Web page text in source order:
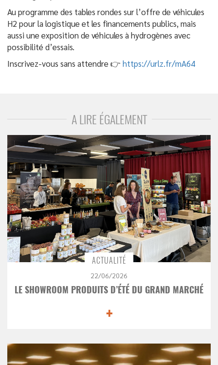
Au programme des tables rondes sur l’offre de véhicules
H2 pour la logistique et les financements publics, mais
aussi une exposition de véhicules à hydrogènes avec
possibilité d’essais.
Inscrivez-vous sans attendre 👉 https://urlz.fr/mA64
A LIRE ÉGALEMENT
ACTUALITÉ
22/06/2026
LE SHOWROOM PRODUITS D’ÉTÉ DU GRAND MARCHÉ
+